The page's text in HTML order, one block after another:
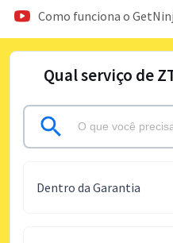
Como funciona o
Qual serviço de
Dentro da Garantia